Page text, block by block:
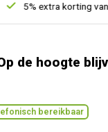
5% extra korting vanaf
de hoogte
bereikbaar